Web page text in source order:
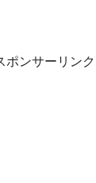
ポンサーリンク